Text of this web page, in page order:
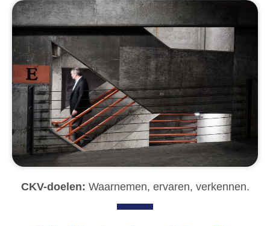
CKV-doelen: Waarnemen, ervaren, verkennen.